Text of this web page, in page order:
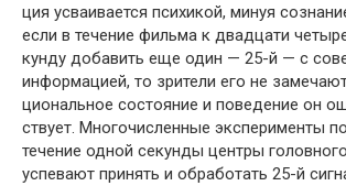
ция усваивается психикой, минуя
если в течение фильма к двадцати
кунду добавить еще один — 25-й — с
информацией, то зрители его не
циональное состояние и поведение он
ствует. Многочисленные эксперименты
течение одной секунды центры
успевают принять и обработать 25-й